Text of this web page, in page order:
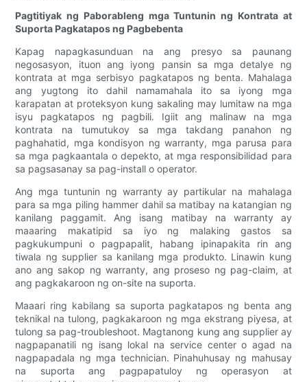
Pagtitiyak ng Paborableng mga Tuntunin ng Kontrata at
Suporta Pagkatapos ng Pagbebenta
Kapag napagkasunduan na ang presyo sa paunang
negosasyon, ituon ang iyong pansin sa mga detalye ng
kontrata at mga serbisyo pagkatapos ng benta. Mahalaga
ang yugtong ito dahil namamahala ito sa iyong mga
karapatan at proteksyon kung sakaling may lumitaw na mga
isyu pagkatapos ng pagbili. Igiit ang malinaw na mga
kontrata na tumutukoy sa mga takdang panahon ng
paghahatid, mga kondisyon ng warranty, mga parusa para
sa mga pagkaantala o depekto, at mga responsibilidad para
sa pagsasanay sa pag-install o operator.
Ang mga tuntunin ng warranty ay partikular na mahalaga
para sa mga piling hammer dahil sa matibay na katangian ng
kanilang paggamit. Ang isang matibay na warranty ay
maaaring makatipid sa iyo ng malaking gastos sa
pagkukumpuni o pagpapalit, habang ipinapakita rin ang
tiwala ng supplier sa kanilang mga produkto. Linawin kung
ano ang sakop ng warranty, ang proseso ng pag-claim, at
ang pagkakaroon ng on-site na suporta.
Maaari ring kabilang sa suporta pagkatapos ng benta ang
teknikal na tulong, pagkakaroon ng mga ekstrang piyesa, at
tulong sa pag-troubleshoot. Magtanong kung ang supplier ay
nagpapanatili ng isang lokal na service center o agad na
nagpapadala ng mga technician. Pinahuhusay ng mahusay
na suporta ang pagpapatuloy ng operasyon at